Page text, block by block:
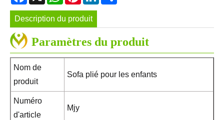
Description du produit
Paramètres du produit
Nom de
produit
Sofa plié pour les enfants
Numéro
d'article
Mjy